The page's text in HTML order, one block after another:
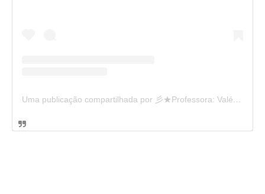
Uma publicação compartilhada por 彡★Professora: Valéria·.¸¸.· (@ensinandocomcarinho)